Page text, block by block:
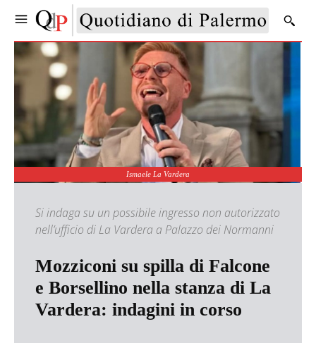
Ismaele La Vardera
Si indaga su un possibile ingresso non autorizzato
nell’ufficio di La Vardera a Palazzo dei Normanni
Mozziconi su spilla di Falcone
e Borsellino nella stanza di La
Vardera: indagini in corso